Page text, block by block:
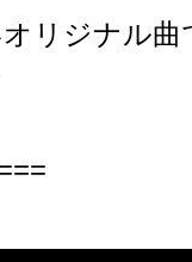
リジナル曲